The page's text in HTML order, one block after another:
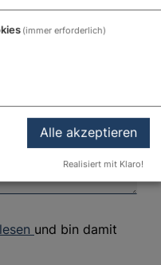
und bin damit
(immer erforderlich)
Alle akzeptieren
Realisiert mit Klaro!